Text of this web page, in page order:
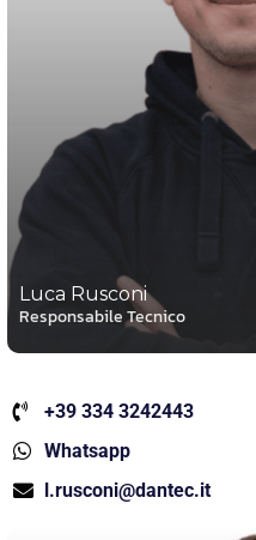
Luca Rusconi
Responsabile Tecnico
+39 334 3242443
Whatsapp
l.rusconi@dantec.it